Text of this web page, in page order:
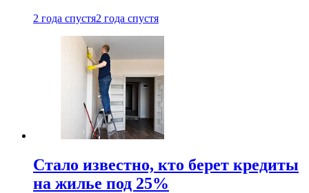
2 года спустя2 года спустя
Стало известно, кто берет кредиты
на жилье под 25%